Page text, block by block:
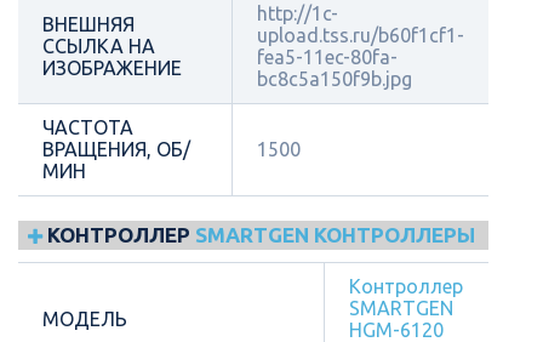
ВНЕШНЯЯ
ССЫЛКА НА
ИЗОБРАЖЕНИЕ
http://1c-
upload.tss.ru/b60f1cf1-
fea5-11ec-80fa-
bc8c5a150f9b.jpg
ЧАСТОТА
ВРАЩЕНИЯ, ОБ/
МИН
1500
КОНТРОЛЛЕР SMARTGEN КОНТРОЛЛЕРЫ
МОДЕЛЬ
Контроллер
SMARTGEN
HGM-6120